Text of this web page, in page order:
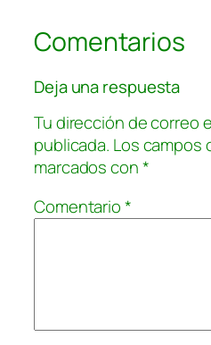
Comentarios
Deja una respuesta
Tu dirección de correo
publicada. Los campos
marcados con*
Comentario*